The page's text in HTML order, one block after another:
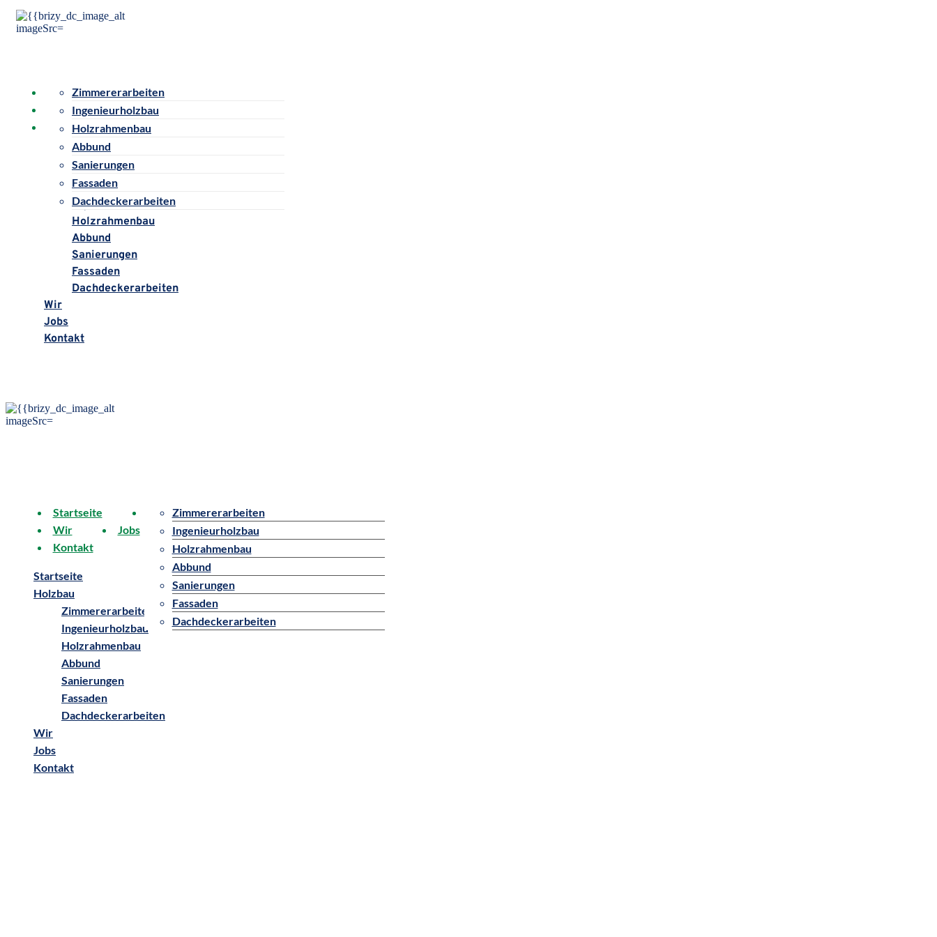
Startseite
Holzbau
Zimmererarbeiten
Ingenieurholzbau
Holzrahmenbau
Abbund
Sanierungen
Fassaden
Dachdeckerarbeiten
Wir
Jobs
Kontakt
Startseite
Holzbau
Zimmererarbeiten
Ingenieurholzbau
Holzrahmenbau
Abbund
Sanierungen
Fassaden
Dachdeckerarbeiten
Wir
Jobs
Kontakt
Startseite HolzbauZimmererarbeiten
Ingenieurholzbau
Holzrahmenbau
Abbund
Sanierungen
Fassaden
Dachdeckerarbeiten
Wir
Jobs
Kontakt
Startseite
Holzbau
Zimmererarbeiten
Ingenieurholzbau
Holzrahmenbau
Abbund
Sanierungen
Fassaden
Dachdeckerarbeiten
Wir
Jobs
Kontakt